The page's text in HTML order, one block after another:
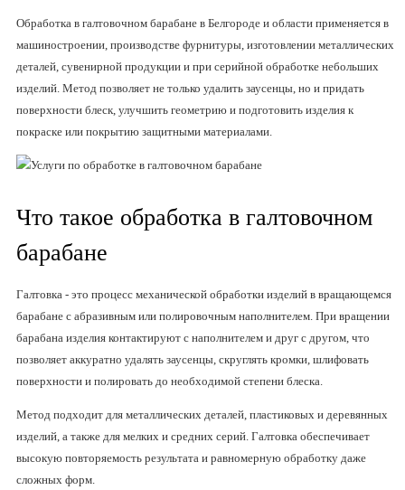
сторонних
Обработка в галтовочном барабане в Белгороде и области применяется в
машиностроении, производстве фурнитуры, изготовлении металлических
деталей, сувенирной продукции и при серийной обработке небольших
изделий. Метод позволяет не только удалить заусенцы, но и придать
поверхности блеск, улучшить геометрию и подготовить изделия к
покраске или покрытию защитными материалами.
Что такое обработка в галтовочном
барабане
Галтовка - это процесс механической обработки изделий в вращающемся
барабане с абразивным или полировочным наполнителем. При вращении
барабана изделия контактируют с наполнителем и друг с другом, что
позволяет аккуратно удалять заусенцы, скруглять кромки, шлифовать
поверхности и полировать до необходимой степени блеска.
Метод подходит для металлических деталей, пластиковых и деревянных
изделий, а также для мелких и средних серий. Галтовка обеспечивает
высокую повторяемость результата и равномерную обработку даже
сложных форм.